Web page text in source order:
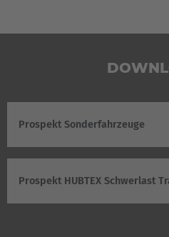
Prospekt Sonderfahrzeuge
Prospekt HUBTEX Schwerlast